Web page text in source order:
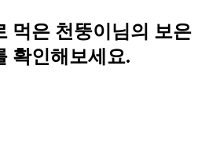
먹은 천뚱이님의 보은
확인해보세요.